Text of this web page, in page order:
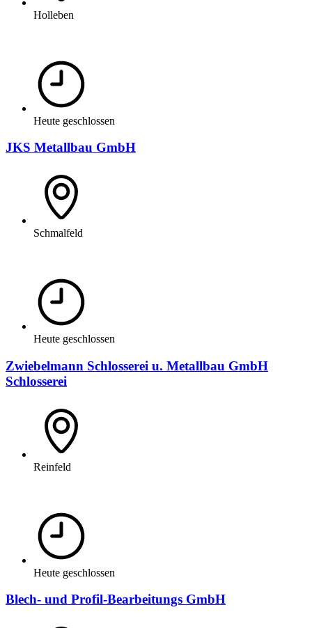
Holleben
Heute geschlossen
JKS Metallbau GmbH
Schmalfeld
Heute geschlossen
Zwiebelmann Schlosserei u. Metallbau GmbH
Schlosserei
Reinfeld
Heute geschlossen
Blech- und Profil-Bearbeitungs GmbH